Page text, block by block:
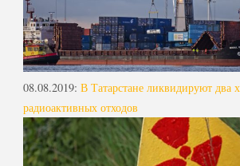
08.08.2019: В Татарстане ликвидируют два
радиоактивных отходов